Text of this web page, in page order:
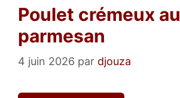
Poulet crémeux au
parmesan
4 juin 2026 par djouza